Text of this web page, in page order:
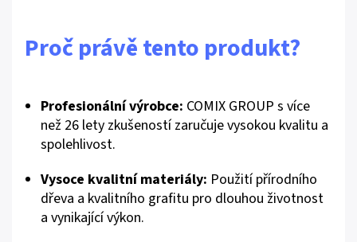
Proč právě tento produkt?
Profesionální výrobce: COMIX GROUP s více
než 26 lety zkušeností zaručuje vysokou kvalitu a
spolehlivost.
Vysoce kvalitní materiály: Použití přírodního
dřeva a kvalitního grafitu pro dlouhou životnost
a vynikající výkon.